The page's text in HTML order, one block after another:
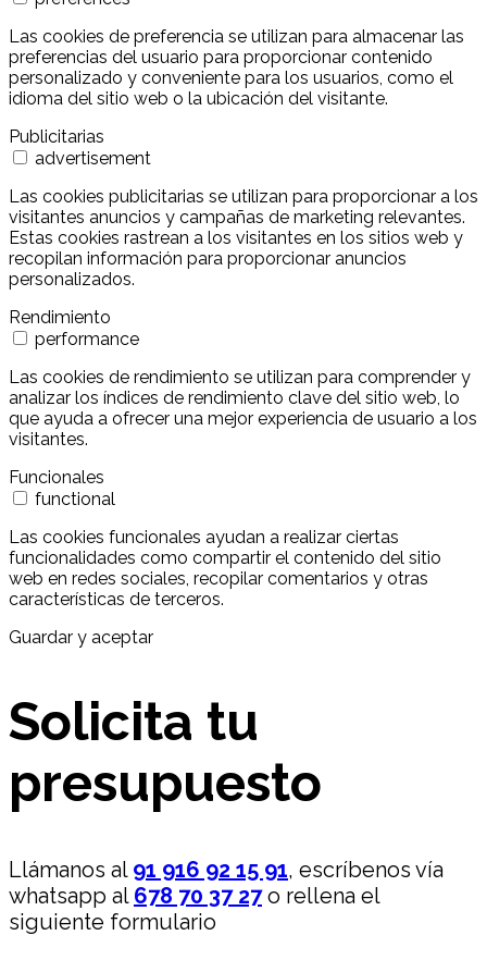
Las cookies de preferencia se utilizan para almacenar las
preferencias del usuario para proporcionar contenido
personalizado y conveniente para los usuarios, como el
idioma del sitio web o la ubicación del visitante.
Publicitarias
advertisement
Las cookies publicitarias se utilizan para proporcionar a los
visitantes anuncios y campañas de marketing relevantes.
Estas cookies rastrean a los visitantes en los sitios web y
recopilan información para proporcionar anuncios
personalizados.
Rendimiento
performance
Las cookies de rendimiento se utilizan para comprender y
analizar los índices de rendimiento clave del sitio web, lo
que ayuda a ofrecer una mejor experiencia de usuario a los
visitantes.
Funcionales
functional
Las cookies funcionales ayudan a realizar ciertas
funcionalidades como compartir el contenido del sitio
web en redes sociales, recopilar comentarios y otras
características de terceros.
Guardar y aceptar
Solicita tu
presupuesto
Llámanos al 91 916 92 15 91, escríbenos vía
whatsapp al 678 70 37 27o rellena el
siguiente formulario